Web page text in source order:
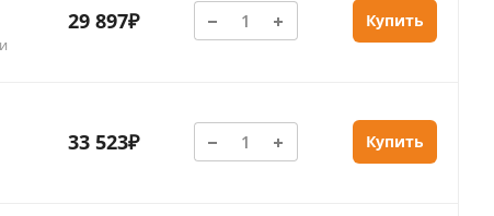
29 897₽ Купить
33 523₽ Купить